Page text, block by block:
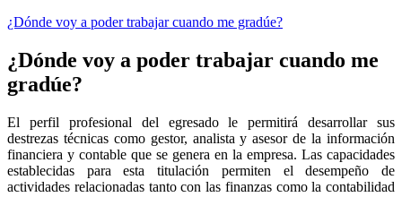
¿Dónde voy a poder trabajar cuando me gradúe?
¿Dónde voy a poder trabajar cuando me
gradúe?
El perfil profesional del egresado le permitirá desarrollar sus
destrezas técnicas como gestor, analista y asesor de la información
financiera y contable que se genera en la empresa. Las capacidades
establecidas para esta titulación permiten el desempeño de
actividades relacionadas tanto con las finanzas como la contabilidad